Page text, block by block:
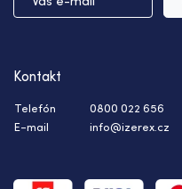
Kontakt
Telefón
0800 022 656
E-mail
info@izerex.cz